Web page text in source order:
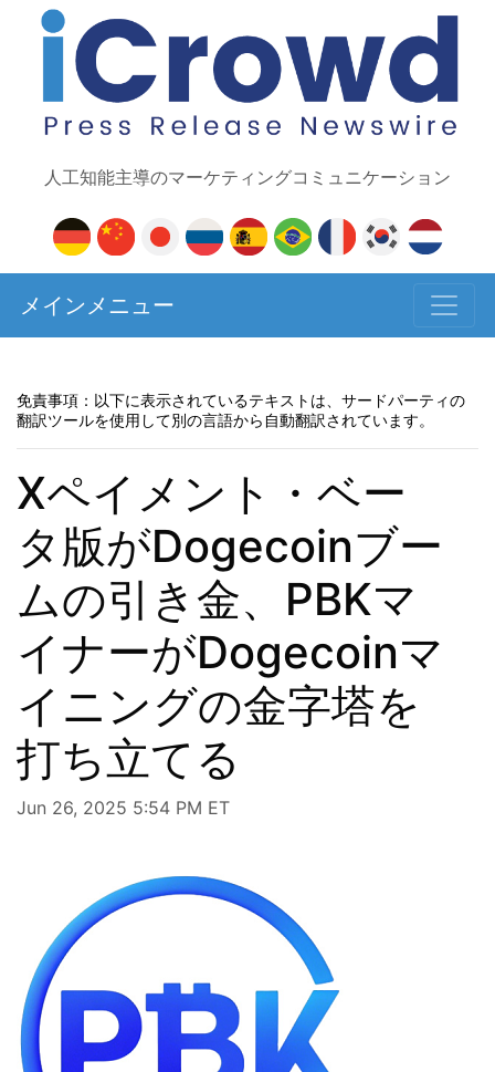
人工知能主導のマーケティングコミュニケーション
メインメニュー
免責事項：以下に表示されているテキストは、サードパーティの
翻訳ツールを使用して別の言語から自動翻訳されています。
Xペイメント・ベー
タ版がDogecoinブー
ムの引き金、PBKマ
イナーがDogecoinマ
イニングの金字塔を
打ち立てる
Jun 26, 2025 5:54 PM ET